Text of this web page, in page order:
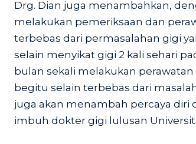
Drg. Dian juga menambahkan,
melakukan pemeriksaan dan
terbebas dari permasalahan gigi
selain menyikat gigi 2 kali sehari
bulan sekali melakukan
begitu selain terbebas dari
juga akan menambah percaya diri
imbuh dokter gigi lulusan